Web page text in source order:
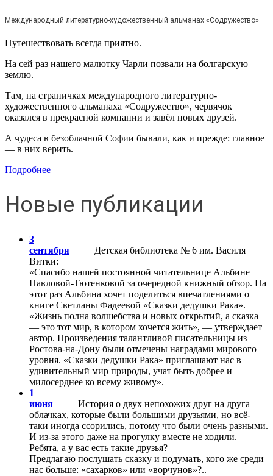
Международный литературно-художественный альманах «Содружество»
Путешествовать всегда приятно.
На сей раз нашего малютку Чарли позвали на болгарскую
землю.
Там, на страничках международного литературно-
художественного альманаха «Содружество», червячок
оказался в прекрасной компании и завёл новых друзей.
А чудеса в безоблачной Софии бывали, как и прежде: главное
— в них верить.
Подробнее
Новые публикации
3
сентября
Детская библиотека № 6 им. Василя
Витки:
«Спасибо нашей постоянной читательнице Альбине
Павловой-Тютенковой за очередной книжный обзор. На
этот раз Альбина хочет поделиться впечатлениями о
книге Светланы Фадеевой «Сказки дедушки Рака».
«Жизнь полна волшебства и новых открытий, а сказка
— это тот мир, в котором хочется жить», — утверждает
автор. Произведения талантливой писательницы из
Ростова-на-Дону были отмечены наградами мирового
уровня. «Сказки дедушки Рака» приглашают нас в
удивительный мир природы, учат быть добрее и
милосерднее ко всему живому».
1
июня
История о двух непохожих друг на друга
облачках, которые были большими друзьями, но всё-
таки иногда ссорились, потому что были очень разными.
И из-за этого даже на прогулку вместе не ходили.
Ребята, а у вас есть такие друзья?
Предлагаю послушать сказку и подумать, кого же среди
нас больше: «сахарков» или «ворчунов»?..